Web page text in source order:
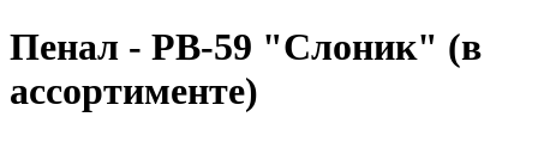
Пенал - PB-59 "Слоник" (в
ассортименте)